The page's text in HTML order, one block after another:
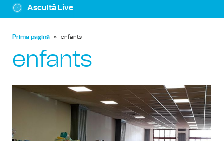
Ascultă Live
Prima pagină » enfants
enfants